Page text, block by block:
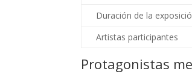
Duración de la
Artistas participantes
Protagonistas